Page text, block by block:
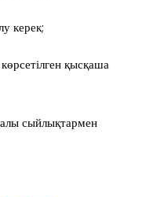
керек;
қысқаша
сыйлықтармен